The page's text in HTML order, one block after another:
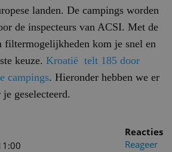
landen. De campings worden
de inspecteurs van ACSI. Met de
filtermogelijkheden kom je snel en
keuze. Kroatië telt 185 door
campings. Hieronder hebben we er
geselecteerd.
Reacties
Reageer